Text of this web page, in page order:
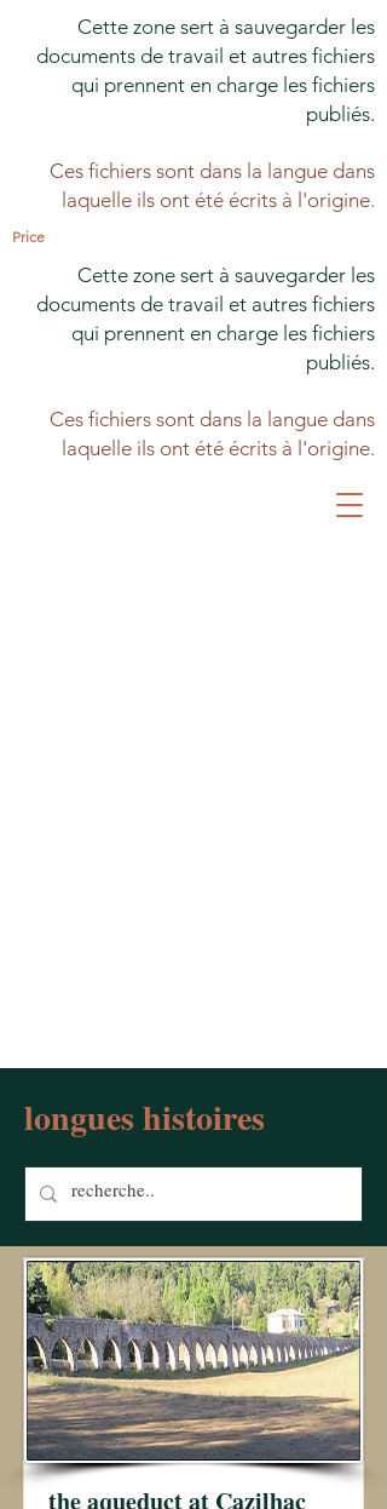
Cette zone sert à sauvegarder les
documents de travail et autres fichiers
qui prennent en charge les fichiers
publiés.
Ces fichiers sont dans la langue dans
laquelle ils ont été écrits à l'origine.
Cette zone sert à sauvegarder les
documents de travail et autres fichiers
qui prennent en charge les fichiers
publiés.
Ces fichiers sont dans la langue dans
laquelle ils ont été écrits à l'origine.
Price
longues histoires
the aqueduct at Cazilhac